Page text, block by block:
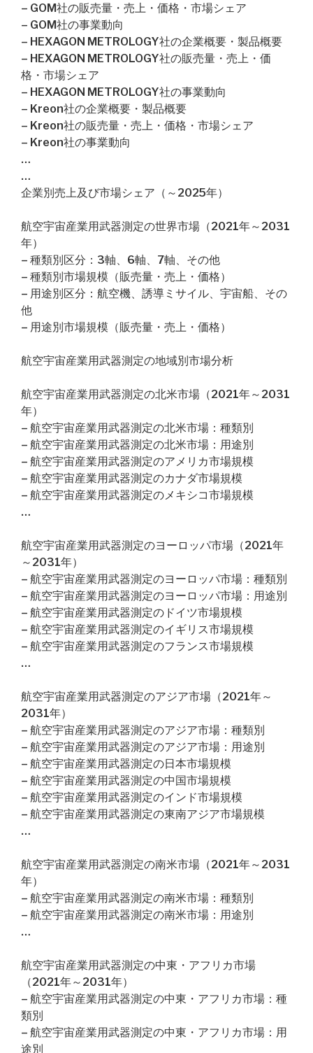
– GOM社の販売量・売上・価格・市場シェア
– GOM社の事業動向
– HEXAGON METROLOGY社の企業概要・製品概要
– HEXAGON METROLOGY社の販売量・売上・価
格・市場シェア
– HEXAGON METROLOGY社の事業動向
– Kreon社の企業概要・製品概要
– Kreon社の販売量・売上・価格・市場シェア
– Kreon社の事業動向
…
…
企業別売上及び市場シェア（～2025年）
航空宇宙産業用武器測定の世界市場（2021年～2031
年）
– 種類別区分：3軸、6軸、7軸、その他
– 種類別市場規模（販売量・売上・価格）
– 用途別区分：航空機、誘導ミサイル、宇宙船、その
他
– 用途別市場規模（販売量・売上・価格）
航空宇宙産業用武器測定の地域別市場分析
航空宇宙産業用武器測定の北米市場（2021年～2031
年）
– 航空宇宙産業用武器測定の北米市場：種類別
– 航空宇宙産業用武器測定の北米市場：用途別
– 航空宇宙産業用武器測定のアメリカ市場規模
– 航空宇宙産業用武器測定のカナダ市場規模
– 航空宇宙産業用武器測定のメキシコ市場規模
…
航空宇宙産業用武器測定のヨーロッパ市場（2021年
～2031年）
– 航空宇宙産業用武器測定のヨーロッパ市場：種類別
– 航空宇宙産業用武器測定のヨーロッパ市場：用途別
– 航空宇宙産業用武器測定のドイツ市場規模
– 航空宇宙産業用武器測定のイギリス市場規模
– 航空宇宙産業用武器測定のフランス市場規模
…
航空宇宙産業用武器測定のアジア市場（2021年～
2031年）
– 航空宇宙産業用武器測定のアジア市場：種類別
– 航空宇宙産業用武器測定のアジア市場：用途別
– 航空宇宙産業用武器測定の日本市場規模
– 航空宇宙産業用武器測定の中国市場規模
– 航空宇宙産業用武器測定のインド市場規模
– 航空宇宙産業用武器測定の東南アジア市場規模
…
航空宇宙産業用武器測定の南米市場（2021年～2031
年）
– 航空宇宙産業用武器測定の南米市場：種類別
– 航空宇宙産業用武器測定の南米市場：用途別
…
航空宇宙産業用武器測定の中東・アフリカ市場
（2021年～2031年）
– 航空宇宙産業用武器測定の中東・アフリカ市場：種
類別
– 航空宇宙産業用武器測定の中東・アフリカ市場：用
途別